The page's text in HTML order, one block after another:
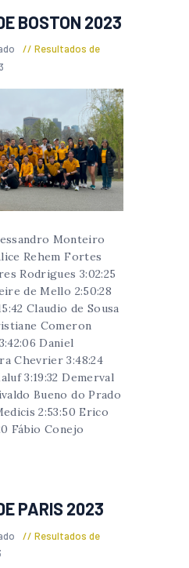
BOSTON 2023
Resultados de
Monteiro
Rehem Fortes
Rodrigues 3:02:25
de Mello 2:50:28
Claudio de Sousa
Comeron
Daniel
Chevrier 3:48:24
3:19:32 Demerval
Bueno do Prado
2:53:50 Erico
Fábio Conejo
PARIS 2023
Resultados de